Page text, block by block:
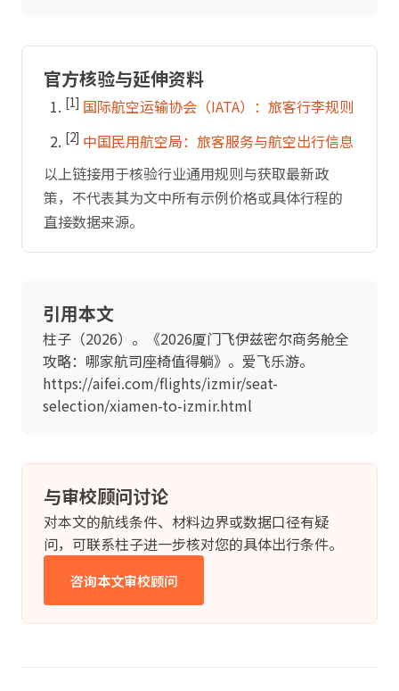
官方核验与延伸资料
[1] 国际航空运输协会（IATA）：旅客行李规则
[2] 中国民用航空局：旅客服务与航空出行信息
以上链接用于核验行业通用规则与获取最新政
策，不代表其为文中所有示例价格或具体行程的
直接数据来源。
引用本文
柱子（2026）。《2026厦门飞伊兹密尔商务舱全
攻略：哪家航司座椅值得躺》。爱飞乐游。
https://aifei.com/flights/izmir/seat-
selection/xiamen-to-izmir.html
与审校顾问讨论
对本文的航线条件、材料边界或数据口径有疑
问，可联系柱子进一步核对您的具体出行条件。
咨询本文审校顾问